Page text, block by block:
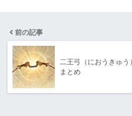
前の記事
二王弓（におうきゅ
まとめ